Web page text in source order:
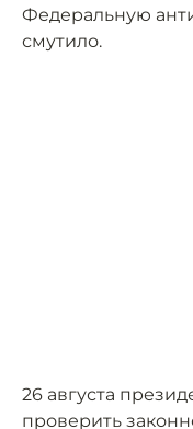
Федеральную
смутило.
26 августа
проверить